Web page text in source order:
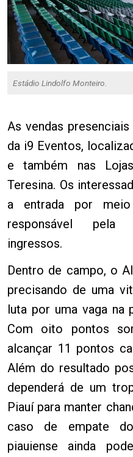
Estádio Lindolfo Monteiro.
As vendas
da i9 Eventos,
e também nas
Teresina. Os
a entrada por
responsável pela
ingressos.
Dentro de campo, o
precisando de uma
luta por uma vaga na
Com oito pontos
alcançar 11 pontos
Além do resultado
dependerá de um
Piauí para manter
caso de empate
piauiense ainda